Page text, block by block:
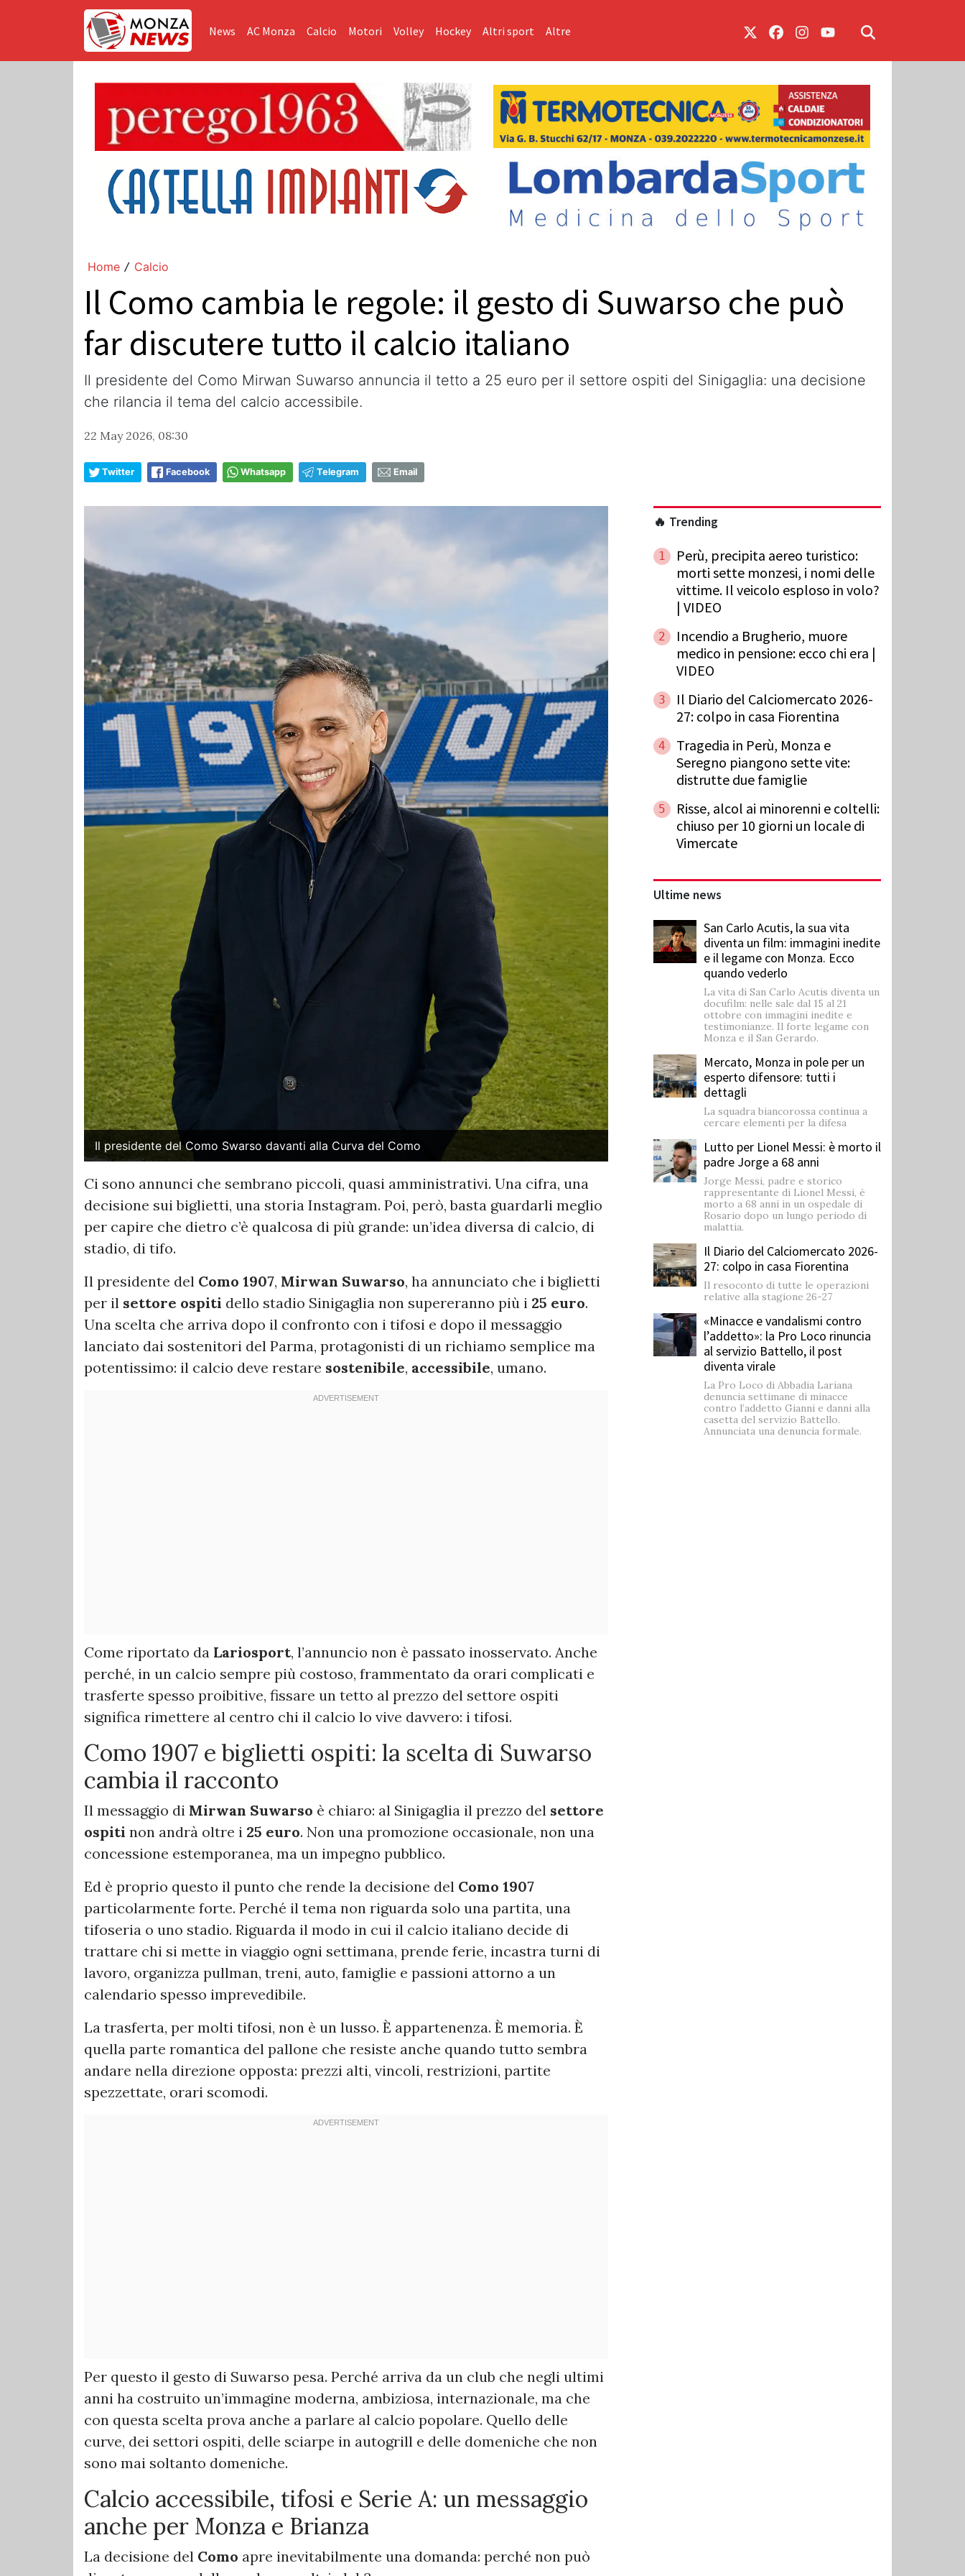
News AC Monza Calcio Motori Volley Hockey Altri sport Altre
Home / Calcio
Il Como cambia le regole: il gesto di Suwarso che può
far discutere tutto il calcio italiano
Il presidente del Como Mirwan Suwarso annuncia il tetto a 25 euro per il settore ospiti del Sinigaglia: una decisione
che rilancia il tema del calcio accessibile.
22 May 2026, 08:30
Twitter Facebook Whatsapp Telegram Email
Il presidente del Como Swarso davanti alla Curva del Como
Ci sono annunci che sembrano piccoli, quasi amministrativi. Una cifra, una
decisione sui biglietti, una storia Instagram. Poi, però, basta guardarli meglio
per capire che dietro c’è qualcosa di più grande: un’idea diversa di calcio, di
stadio, di tifo.
Il presidente del Como 1907, Mirwan Suwarso, ha annunciato che i biglietti
per il settore ospiti dello stadio Sinigaglia non supereranno più i 25 euro.
Una scelta che arriva dopo il confronto con i tifosi e dopo il messaggio
lanciato dai sostenitori del Parma, protagonisti di un richiamo semplice ma
potentissimo: il calcio deve restare sostenibile, accessibile, umano.
Come riportato da Lariosport, l’annuncio non è passato inosservato. Anche
perché, in un calcio sempre più costoso, frammentato da orari complicati e
trasferte spesso proibitive, fissare un tetto al prezzo del settore ospiti
significa rimettere al centro chi il calcio lo vive davvero: i tifosi.
Como 1907 e biglietti ospiti: la scelta di Suwarso
cambia il racconto
Il messaggio di Mirwan Suwarso è chiaro: al Sinigaglia il prezzo del settore
ospiti non andrà oltre i 25 euro. Non una promozione occasionale, non una
concessione estemporanea, ma un impegno pubblico.
Ed è proprio questo il punto che rende la decisione del Como 1907
particolarmente forte. Perché il tema non riguarda solo una partita, una
tifoseria o uno stadio. Riguarda il modo in cui il calcio italiano decide di
trattare chi si mette in viaggio ogni settimana, prende ferie, incastra turni di
lavoro, organizza pullman, treni, auto, famiglie e passioni attorno a un
calendario spesso imprevedibile.
La trasferta, per molti tifosi, non è un lusso. È appartenenza. È memoria. È
quella parte romantica del pallone che resiste anche quando tutto sembra
andare nella direzione opposta: prezzi alti, vincoli, restrizioni, partite
spezzettate, orari scomodi.
Per questo il gesto di Suwarso pesa. Perché arriva da un club che negli ultimi
anni ha costruito un’immagine moderna, ambiziosa, internazionale, ma che
con questa scelta prova anche a parlare al calcio popolare. Quello delle
curve, dei settori ospiti, delle sciarpe in autogrill e delle domeniche che non
sono mai soltanto domeniche.
Calcio accessibile, tifosi e Serie A: un messaggio
anche per Monza e Brianza
La decisione del Como apre inevitabilmente una domanda: perché non può
🔥 Trending
1
Perù, precipita aereo turistico:
morti sette monzesi, i nomi delle
vittime. Il veicolo esploso in volo?
| VIDEO
2
Incendio a Brugherio, muore
medico in pensione: ecco chi era |
VIDEO
3
Il Diario del Calciomercato 2026-
27: colpo in casa Fiorentina
4
Tragedia in Perù, Monza e
Seregno piangono sette vite:
distrutte due famiglie
5
Risse, alcol ai minorenni e coltelli:
chiuso per 10 giorni un locale di
Vimercate
Ultime news
San Carlo Acutis, la sua vita
diventa un film: immagini inedite
e il legame con Monza. Ecco
quando vederlo
La vita di San Carlo Acutis diventa un
docufilm: nelle sale dal 15 al 21
ottobre con immagini inedite e
testimonianze. Il forte legame con
Monza e il San Gerardo.
Mercato, Monza in pole per un
esperto difensore: tutti i
dettagli
La squadra biancorossa continua a
cercare elementi per la difesa
Lutto per Lionel Messi: è morto il
padre Jorge a 68 anni
Jorge Messi, padre e storico
rappresentante di Lionel Messi, è
morto a 68 anni in un ospedale di
Rosario dopo un lungo periodo di
malattia.
Il Diario del Calciomercato 2026-
27: colpo in casa Fiorentina
Il resoconto di tutte le operazioni
relative alla stagione 26-27
«Minacce e vandalismi contro
l’addetto»: la Pro Loco rinuncia
al servizio Battello, il post
diventa virale
La Pro Loco di Abbadia Lariana
denuncia settimane di minacce
contro l’addetto Gianni e danni alla
casetta del servizio Battello.
Annunciata una denuncia formale.